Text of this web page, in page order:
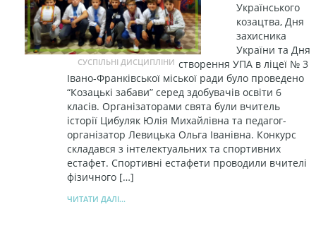
СУСПІЛЬНІ ДИСЦИПЛІНИ
Українського
козацтва, Дня
захисника
України та Дня
створення УПА в ліцеї № 3
Івано-Франківської міської ради було проведено
“Козацькі забави” серед здобувачів освіти 6
класів. Організаторами свята були вчитель
історії Цибуляк Юлія Михайлівна та педагог-
організатор Левицька Ольга Іванівна. Конкурс
складався з інтелектуальних та спортивних
естафет. Спортивні естафети проводили вчителі
фізичного […]
ЧИТАТИ ДАЛІ...